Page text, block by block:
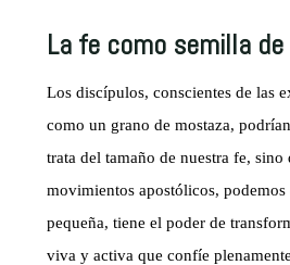
La fe como semilla
Los discípulos, conscientes de las
como un grano de mostaza,
trata del tamaño de nuestra fe,
movimientos apostólicos, podemos
pequeña, tiene el poder de
viva y activa que confíe